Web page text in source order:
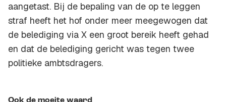
aangetast. Bij de bepaling van de op te leggen
straf heeft het hof onder meer meegewogen dat
de belediging via X een groot bereik heeft gehad
en dat de belediging gericht was tegen twee
politieke ambtsdragers.